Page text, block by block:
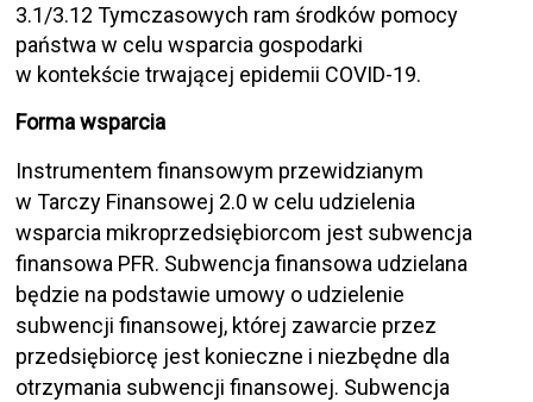
3.1/3.12 Tymczasowych ram środków pomocy
państwa w celu wsparcia gospodarki
w kontekście trwającej epidemii COVID-19.
Forma wsparcia
Instrumentem finansowym przewidzianym
w Tarczy Finansowej 2.0 w celu udzielenia
wsparcia mikroprzedsiębiorcom jest subwencja
finansowa PFR. Subwencja finansowa udzielana
będzie na podstawie umowy o udzielenie
subwencji finansowej, której zawarcie przez
przedsiębiorcę jest konieczne i niezbędne dla
otrzymania subwencji finansowej. Subwencja